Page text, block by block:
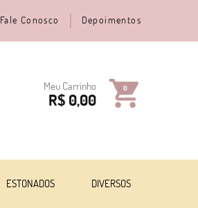
Fale Conosco Depoimentos
Meu Carrinho 0
R$ 0,00
ESTONADOS DIVERSOS